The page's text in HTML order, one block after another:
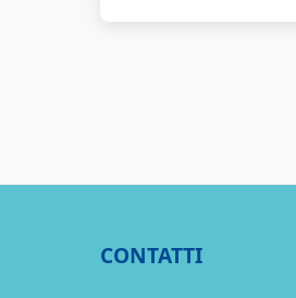
CONTATTI